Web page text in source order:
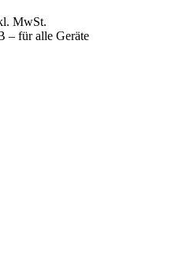
MwSt.
– für alle Geräte